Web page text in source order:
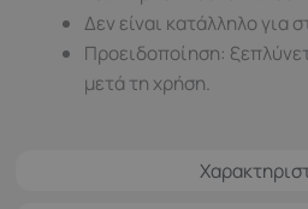
Δεν είναι κατάλληλο για
Προειδοποίηση:
μετά τη χρήση.